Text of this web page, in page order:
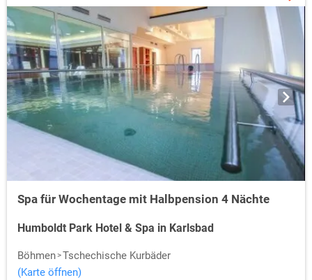
Spa für Wochentage mit Halbpension 4 Nächte
Humboldt Park Hotel & Spa in Karlsbad
Böhmen Tschechische Kurbäder
(Karte öffnen)